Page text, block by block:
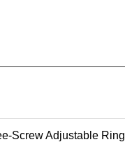
Screw Adjustable Ring